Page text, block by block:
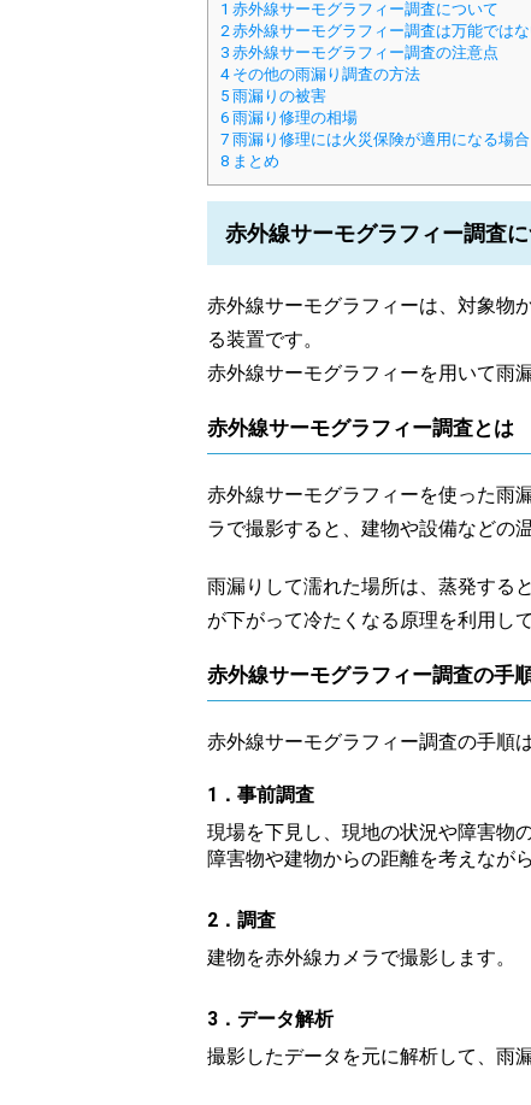
1 赤外線サーモグラフィー調査について
2赤外線サーモグラフィー調査は万能では
3 赤外線サーモグラフィー調査の注意点
4その他の雨漏り調査の方法
5 雨漏りの被害
6 雨漏り修理の相場
7 雨漏り修理には火災保険が適用になる場合
8 まとめ
赤外線サーモグラフィー調査
赤外線サーモグラフィーは、対象物
る装置です。
赤外線サーモグラフィーを用いて雨
赤外線サーモグラフィー調査とは
赤外線サーモグラフィーを使った雨
ラで撮影すると、建物や設備などの
雨漏りして濡れた場所は、蒸発する
が下がって冷たくなる原理を利用し
赤外線サーモグラフィー調査の手
赤外線サーモグラフィー調査の手順
1．事前調査
現場を下見し、現地の状況や障害物
障害物や建物からの距離を考えなが
2．調査
建物を赤外線カメラで撮影します。
3．データ解析
撮影したデータを元に解析して、雨